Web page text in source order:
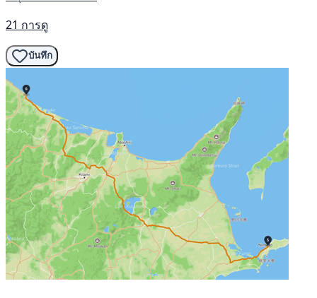
21 การดู
บันทึก